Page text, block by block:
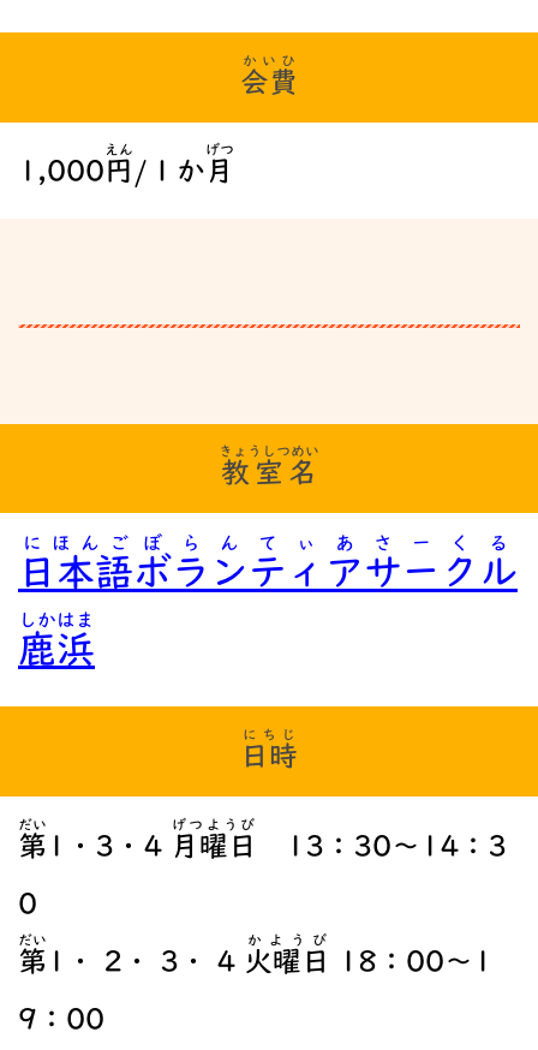
会費
かいひ
1,000円
えん
/１か 月
げつ
教室名
きょうしつめい
日本語
にほんご
ボランティアサークル
ぼらんてぃあさーくる
鹿浜
しかはま
日時
にちじ
第
だい
1・3・4 月曜日
げつようび
13：30～14：3
0
第
だい
1・ 2・ 3・ 4 火曜日
かようび
9：00